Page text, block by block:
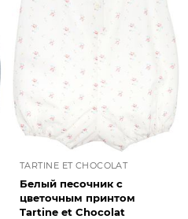
TARTINE ET CHOCOLAT
Белый песочник с
цветочным принтом
Tartine et Chocolat​